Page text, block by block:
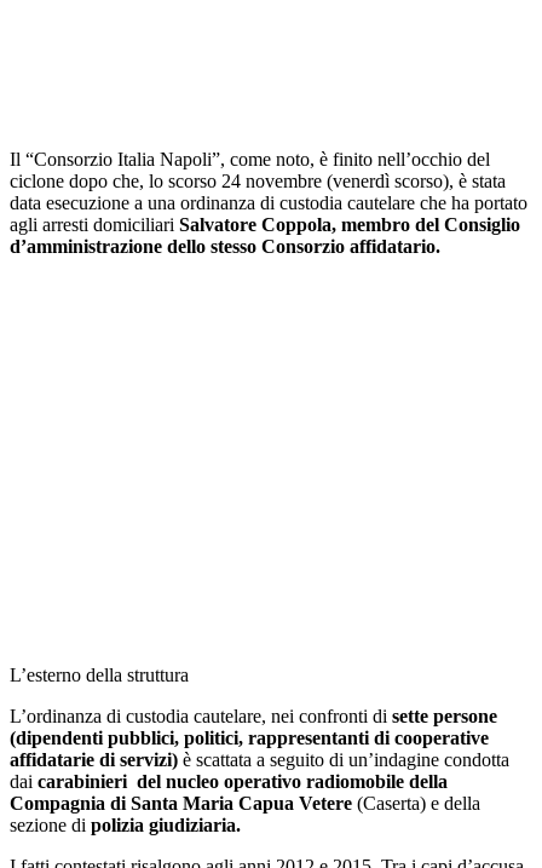
Il “Consorzio Italia Napoli”, come noto, è finito nell’occhio del
ciclone dopo che, lo scorso 24 novembre (venerdì scorso), è stata
data esecuzione a una ordinanza di custodia cautelare che ha portato
agli arresti domiciliari Salvatore Coppola, membro del Consiglio
d’amministrazione dello stesso Consorzio affidatario.
L’esterno della struttura
L’ordinanza di custodia cautelare, nei confronti di sette persone
(dipendenti pubblici, politici, rappresentanti di cooperative
affidatarie di servizi) è scattata a seguito di un’indagine condotta
dai carabinieri del nucleo operativo radiomobile della
Compagnia di Santa Maria Capua Vetere (Caserta) e della
sezione di polizia giudiziaria.